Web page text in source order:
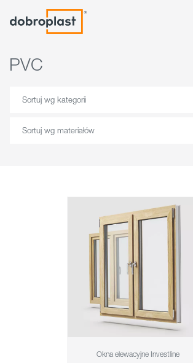
PVC
Sortuj wg kategorii
Sortuj wg materiałów
Okna elewacyjne Investline